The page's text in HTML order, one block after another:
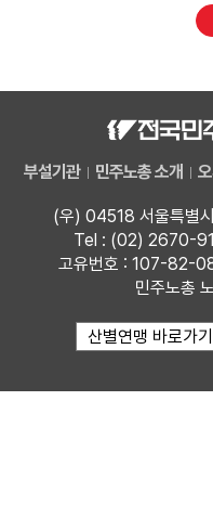
부설기관 민주노총 소개
(우) 04518 서울특별
Tel : (02) 2670-
고유번호 : 107-82-
민주노총